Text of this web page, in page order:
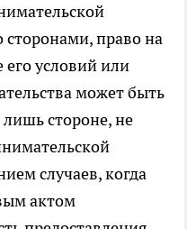
сторонами, право на
условий или
может быть
стороне, не
случаев, когда
актом